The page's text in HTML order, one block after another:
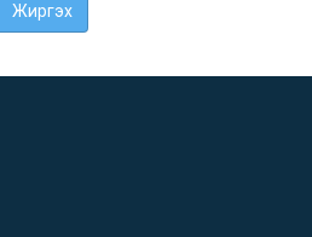
Жиргэх